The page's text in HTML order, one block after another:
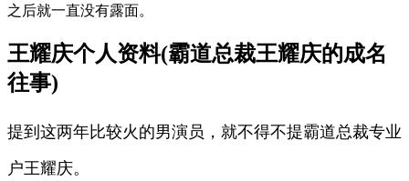
之后就一直没有露面。
王耀庆个人资料(霸道总裁王耀庆的成名
往事)
提到这两年比较火的男演员，就不得不提霸道总裁专业
户王耀庆。